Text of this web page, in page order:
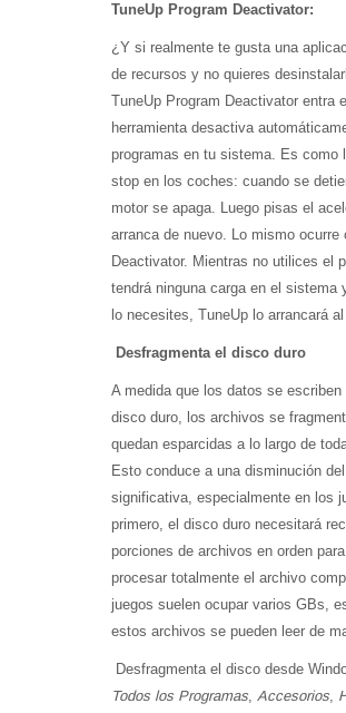
TuneUp Program Deactivator:
¿Y si realmente te gusta una
de recursos y no quieres
TuneUp Program Deactivator entra
herramienta desactiva
programas en tu sistema. Es como
stop en los coches: cuando se
motor se apaga. Luego pisas el
arranca de nuevo. Lo mismo ocurre
Deactivator. Mientras no utilices el
tendrá ninguna carga en el sistema
lo necesites, TuneUp lo arrancará
Desfragmenta el disco duro
A medida que los datos se escriben
disco duro, los archivos se
quedan esparcidas a lo largo de
Esto conduce a una disminución
significativa, especialmente en los
primero, el disco duro necesitará
porciones de archivos en orden
procesar totalmente el archivo
juegos suelen ocupar varios GBs,
estos archivos se pueden leer de
Desfragmenta el disco desde
Todos los Programas, Accesorios,